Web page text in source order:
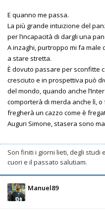
E quanno me passa.
La più grande intuizione del
per l’incapacità di dargli una
A inzaghi, purtroppo mi fa male
a stare stretta.
È dovuto passare per sconfitte
cresciuto e in prospettiva può
del mondo, quando anche
comporterà di merda anche lì,
fregherà un cazzo come è
Auguri Simone, stasera sono
Son finiti i giorni lieti, degli studi
cuori e il passato salutiam.
Manuel89